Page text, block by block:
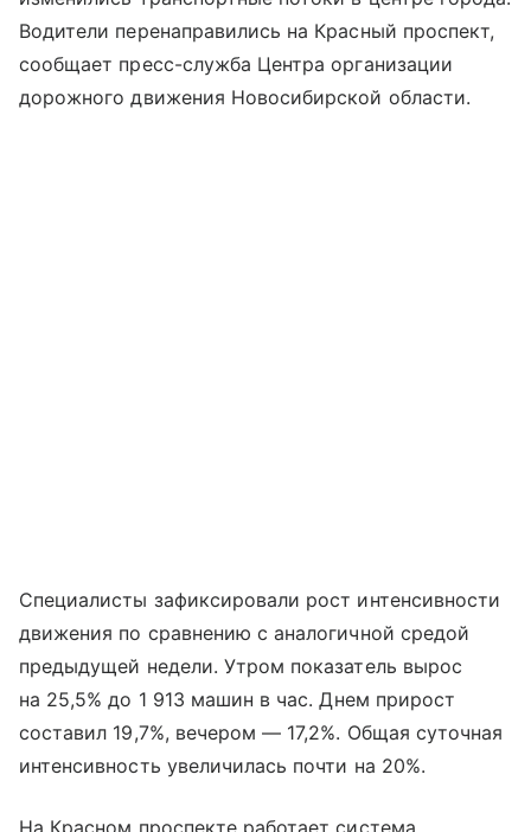
Водители перенаправились на Красный проспект,
сообщает пресс-служба Центра организации
дорожного движения Новосибирской области.
Специалисты зафиксировали рост интенсивности
движения по сравнению с аналогичной средой
предыдущей недели. Утром показатель вырос
на 25,5% до 1 913 машин в час. Днем прирост
составил 19,7%, вечером — 17,2%. Общая суточная
интенсивность увеличилась почти на 20%.